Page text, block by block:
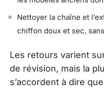
Nettoyer la chaîne et
chiffon doux et sec,
Les retours varient
de révision, mais la
s’accordent à dire